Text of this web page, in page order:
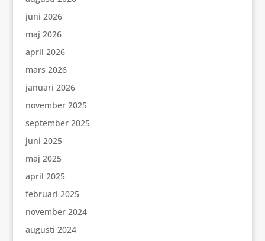
juni 2026
maj 2026
april 2026
mars 2026
januari 2026
november 2025
september 2025
juni 2025
maj 2025
april 2025
februari 2025
november 2024
augusti 2024